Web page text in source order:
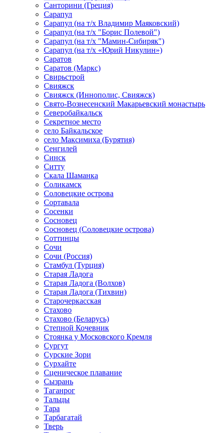
Санторини (Греция)
Сарапул
Сарапул (на т/х Владимир Маяковский)
Сарапул (на т/х "Борис Полевой")
Сарапул (на т/х "Мамин-Сибиряк")
Сарапул (на т/х «Юрий Никулин»)
Саратов
Саратов (Маркс)
Свирьстрой
Свияжск
Свияжск (Иннополис, Свияжск)
Свято-Вознесенский Макарьевский монастырь
Северобайкальск
Секретное место
село Байкальское
село Максимиха (Бурятия)
Сенгилей
Синск
Ситту
Скала Шаманка
Соликамск
Соловецкие острова
Сортавала
Сосенки
Сосновец
Сосновец (Соловецкие острова)
Соттинцы
Сочи
Сочи (Россия)
Стамбул (Турция)
Старая Ладога
Старая Ладога (Волхов)
Старая Ладога (Тихвин)
Старочеркасская
Стахово
Стахово (Беларусь)
Степной Кочевник
Стоянка у Московского Кремля
Сургут
Сурские Зори
Сурхайте
Сценическое плавание
Сызрань
Таганрог
Тальцы
Тара
Тарбагатай
Тверь